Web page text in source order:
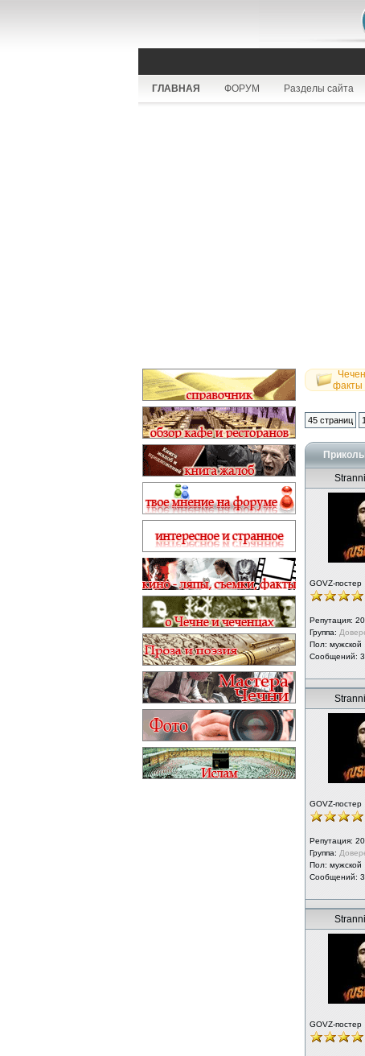
ГЛАВНАЯ ФОРУМ Разделы сайта
факты
45 страниц 1
GOVZ-постер
Репутация:
Группа:
Пол: мужской
Сообщений:
GOVZ-постер
Репутация:
Группа:
Пол: мужской
Сообщений:
GOVZ-постер